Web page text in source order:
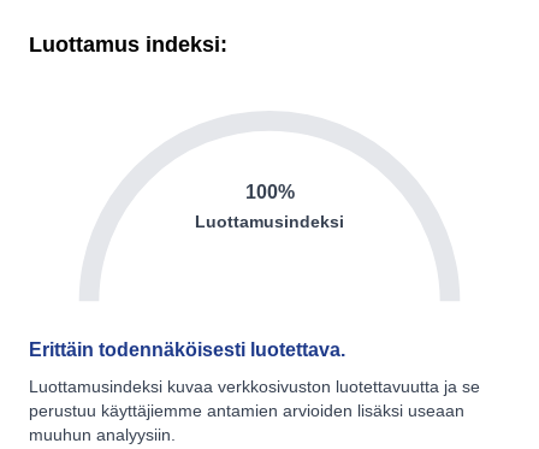
Luottamus indeksi:
100%
Luottamusindeksi
Erittäin todennäköisesti luotettava.
Luottamusindeksi kuvaa verkkosivuston luotettavuutta ja se
perustuu käyttäjiemme antamien arvioiden lisäksi useaan
muuhun analyysiin.